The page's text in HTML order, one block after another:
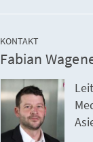
KONTAKT
Fabian